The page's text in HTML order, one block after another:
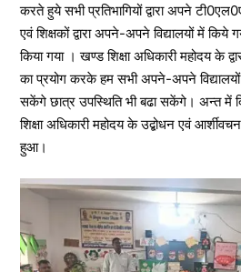
करते हुये सभी प्रतिभागियों द्वारा अपने
एवं शिक्षकों द्वारा अपने-अपने विद्यालयों में किये
किया गया । खण्ड शिक्षा अधिकारी महोदय के
का प्रयोग करके हम सभी अपने-अपने विद्यालयों
सकेंगे छात्र उपस्थिति भी बढा सकेंगे। अन्त
शिक्षा अधिकारी महोदय के उद्बोधन एवं
हुआ।